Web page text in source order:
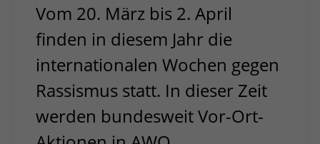
Vom 20. März bis 2. April
finden in diesem Jahr die
internationalen Wochen gegen
Rassismus statt. In dieser Zeit
werden bundesweit Vor-Ort-